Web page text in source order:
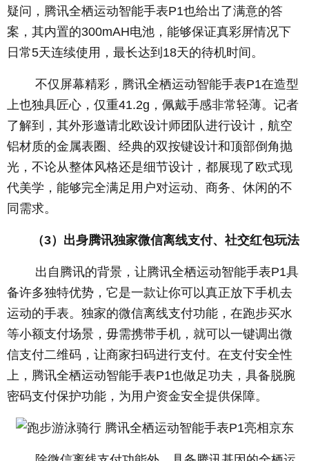
疑问，腾讯全栖运动智能手表P1也给出了满意的答
案，其内置的300mAH电池，能够保证真彩屏情况下
日常5天连续使用，最长达到18天的待机时间。
不仅屏幕精彩，腾讯全栖运动智能手表P1在造型
上也独具匠心，仅重41.2g，佩戴手感非常轻薄。记者
了解到，其外形邀请北欧设计师团队进行设计，航空
铝材质的金属表圈、经典的双按键设计和顶部倒角抛
光，不论从整体风格还是细节设计，都展现了欧式现
代美学，能够完全满足用户对运动、商务、休闲的不
同需求。
（3）出身腾讯独家微信离线支付、社交红包玩法
出自腾讯的背景，让腾讯全栖运动智能手表P1具
备许多独特优势，它是一款让你可以真正放下手机去
运动的手表。独家的微信离线支付功能，在跑步买水
等小额支付场景，毋需携带手机，就可以一键调出微
信支付二维码，让商家扫码进行支付。在支付安全性
上，腾讯全栖运动智能手表P1也做足功夫，具备脱腕
密码支付保护功能，为用户资金安全提供保障。